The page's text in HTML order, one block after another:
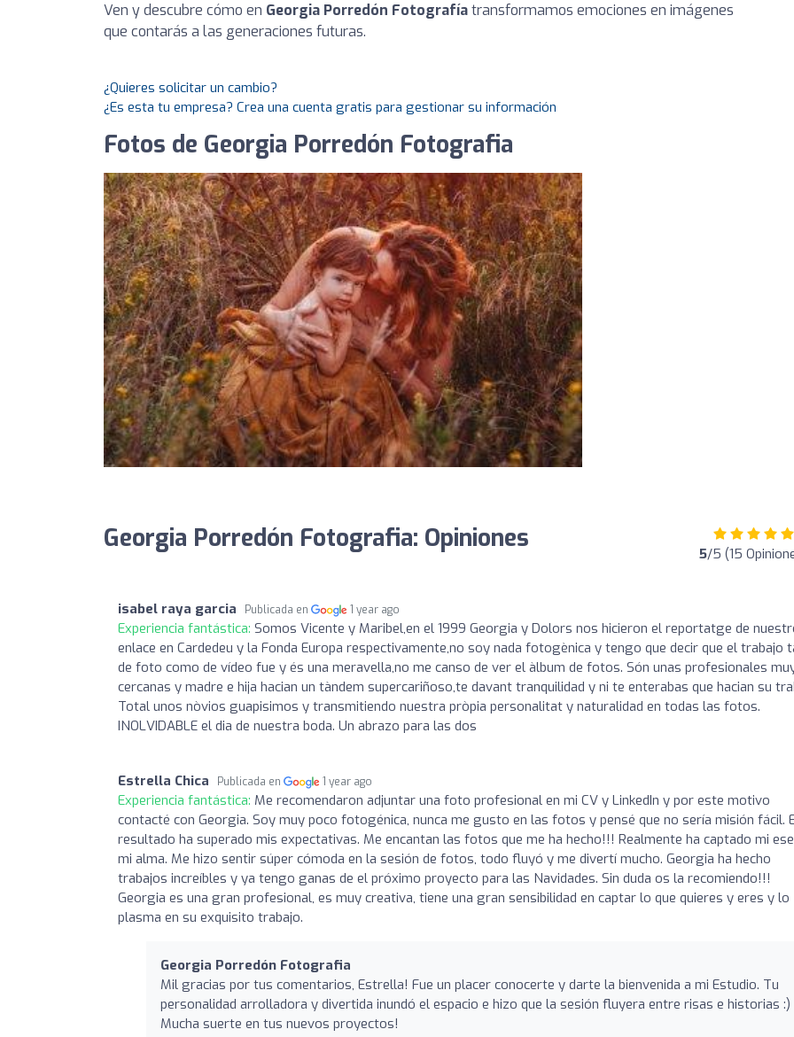
Ven y descubre cómo en Georgia Porredón Fotografíatransformamos emociones en imágenes
que contarás a las generaciones futuras.
¿Quieres solicitar un cambio?
¿Es esta tu empresa? Crea una cuenta gratis para gestionar su información
Fotos de Georgia Porredón Fotografia
Georgia Porredón Fotografia: Opiniones 5/5 (15
isabel raya garcia Publicada en 1 year ago
Experiencia fantástica: Somos Vicente y Maribel,en el 1999 Georgia y Dolors nos hicieron el reportatge de
enlace en Cardedeu y la Fonda Europa respectivamente,no soy nada fotogènica y tengo que decir que el trabajo
de foto como de vídeo fue y és una meravella,no me canso de ver el àlbum de fotos. Són unas profesionales
cercanas y madre e hija hacian un tàndem supercariñoso,te davant tranquilidad y ni te enterabas que hacian su
Total unos nòvios guapisimos y transmitiendo nuestra pròpia personalitat y naturalidad en todas las fotos.
INOLVIDABLE el dia de nuestra boda. Un abrazo para las dos
Estrella Chica Publicada en 1 year ago
Experiencia fantástica: Me recomendaron adjuntar una foto profesional en mi CV y LinkedIn y por este motivo
contacté con Georgia. Soy muy poco fotogénica, nunca me gusto en las fotos y pensé que no sería misión fácil.
resultado ha superado mis expectativas. Me encantan las fotos que me ha hecho!!! Realmente ha captado mi
mi alma. Me hizo sentir súper cómoda en la sesión de fotos, todo fluyó y me divertí mucho. Georgia ha hecho
trabajos increíbles y ya tengo ganas de el próximo proyecto para las Navidades. Sin duda os la recomiendo!!!
Georgia es una gran profesional, es muy creativa, tiene una gran sensibilidad en captar lo que quieres y eres y lo
plasma en su exquisito trabajo.
Georgia Porredón Fotografia
Mil gracias por tus comentarios, Estrella! Fue un placer conocerte y darte la bienvenida a mi Estudio. Tu
personalidad arrolladora y divertida inundó el espacio e hizo que la sesión fluyera entre risas e historias :)
Mucha suerte en tus nuevos proyectos!